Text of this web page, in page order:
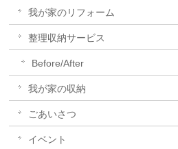
我が家のリフォーム
整理収納サービス
Before/After
我が家の収納
ごあいさつ
イベント